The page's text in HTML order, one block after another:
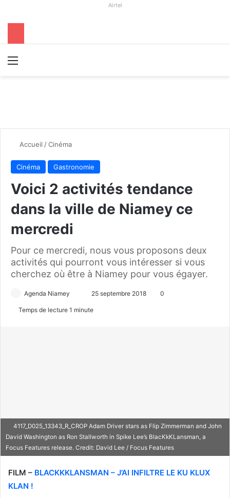
Airtel
Accueil /Cinéma
Cinéma Gastronomie
Voici 2 activités tendance
dans la ville de Niamey ce
mercredi
Pour ce mercredi, nous vous proposons deux
activités qui pourront vous intéresser si vous
cherchez où être à Niamey pour vous égayer.
Agenda Niamey
n
o
u
25 septembre 2018 0
Temps de lecture 1 minute
4117_D025_13343_R_CROP Adam Driver stars as Flip Zimmerman and John
David Washington as Ron Stallworth in Spike Lee’s BlacKkKLansman, a
Focus Features release. Credit: David Lee / Focus Features
FILM – BLACKKKLANSMAN – J’AI INFILTRE LE KU KLUX
KLAN !